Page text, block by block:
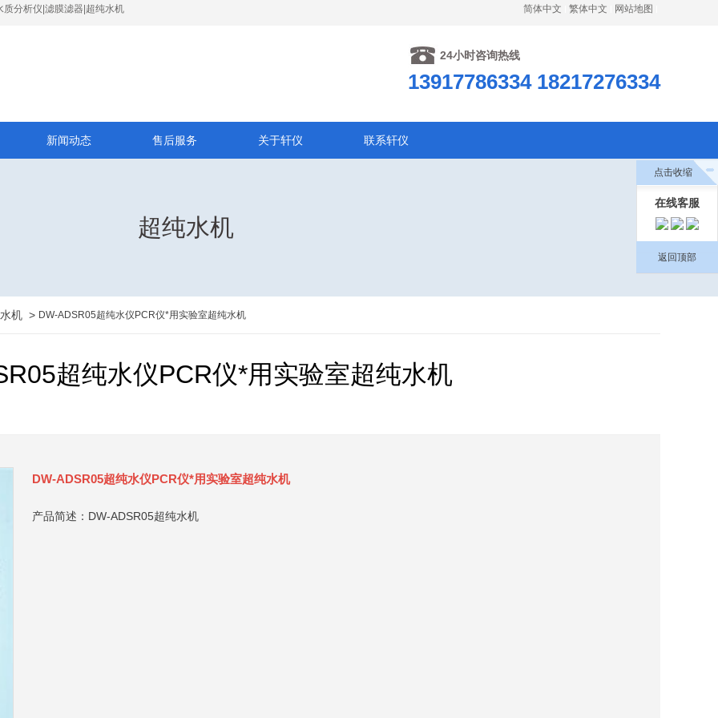
分析仪|滤膜滤器|超纯水机 简体中文 繁体中文 网站地图
24小时咨询热线
13917786334 18217276334
新闻动态 售后服务 关于轩仪 联系轩仪
超纯水机
机 > DW-ADSR05超纯水仪PCR仪*用实验室超纯水机
超纯水仪PCR仪*用实验室超纯水机
DW-ADSR05超纯水仪PCR仪*用实验室超纯水机
产品简述：DW-ADSR05超纯水机
点击收缩
在线客服
返回顶部